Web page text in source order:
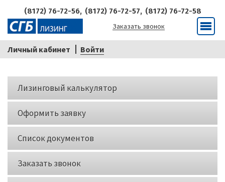
(8172) 76-72-56, (8172) 76-72-57, (8172) 76-72-58
Заказать звонок
Личный кабинет Войти
Меню
Кнопки
слева
Лизинговый калькулятор
Оформить заявку
Список документов
Заказать звонок